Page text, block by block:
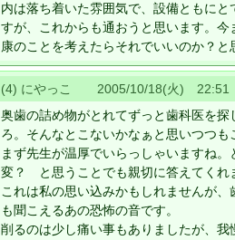
内は落ち着いた雰囲気で、設備ともに
すが、これからも通おうと思います。
康のことを考えたらそれでいいのか？と
(4) にやっこ 2005/10/18(火) 22:51
奥歯の詰め物がとれてずっと歯科医を
ろ。そんなとこないかなぁと思いつつも
まず先生が温厚でいらっしゃいますね
変？ と思うことでも親切に答えてくれ
これは私の思い込みかもしれませんが
も聞こえるあの恐怖の音です。
削るのは少し痛い事もありましたが、